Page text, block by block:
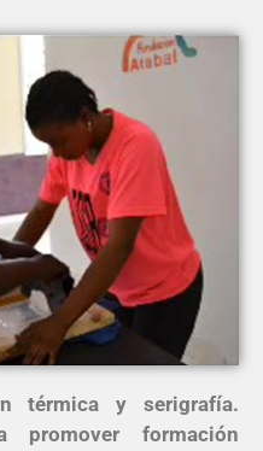
térmica y serigrafía.
promover formación